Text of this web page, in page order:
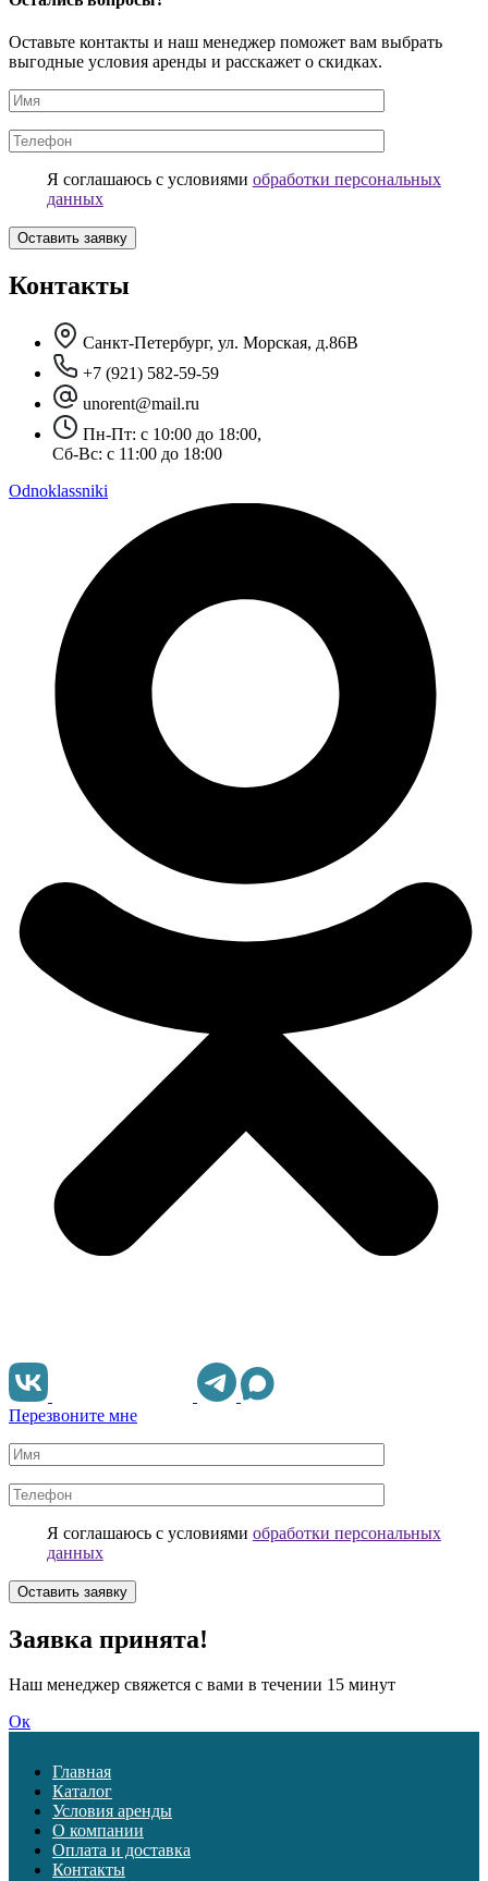
Оставьте контакты и наш менеджер поможет вам выбрать
выгодные условия аренды и расскажет о скидках.
Я соглашаюсь с условиями обработки персональных
данных
Контакты
Санкт-Петербург, ул. Морская, д.86В
+7 (921) 582-59-59
unorent@mail.ru
Пн-Пт: с 10:00 до 18:00,
Сб-Вс: с 11:00 до 18:00
Odnoklassniki
Перезвоните мне
Я соглашаюсь с условиями обработки персональных
данных
Заявка принята!
Наш менеджер свяжется с вами в течении 15 минут
Ок
Главная
Каталог
Условия аренды
О компании
Оплата и доставка
Контакты